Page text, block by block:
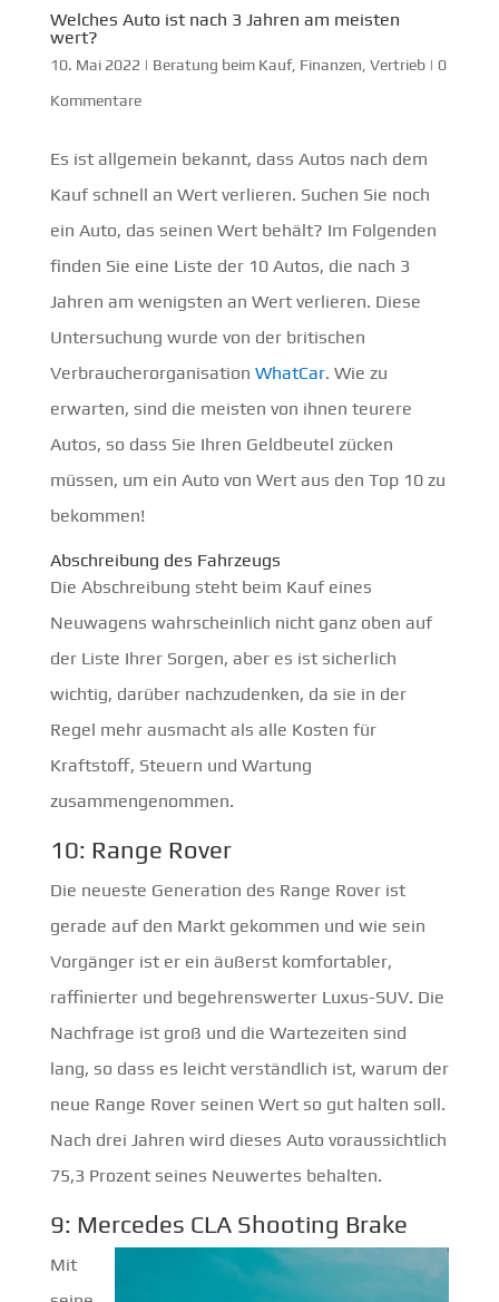
Welches Auto ist nach 3 Jahren am meisten
wert?
10. Mai 2022 | Beratung beim Kauf, Finanzen Vertrieb| 0
Kommentare
Es ist allgemein bekannt, dass Autos nach dem
Kauf schnell an Wert verlieren. Suchen Sie noch
ein Auto, das seinen Wert behält? Im Folgenden
finden Sie eine Liste der 10 Autos, die nach 3
Jahren am wenigsten an Wert verlieren. Diese
Untersuchung wurde von der britischen
Verbraucherorganisation WhatCar. Wie zu
erwarten, sind die meisten von ihnen teurere
Autos, so dass Sie Ihren Geldbeutel zücken
müssen, um ein Auto von Wert aus den Top 10 zu
bekommen!
Abschreibung des Fahrzeugs
Die Abschreibung steht beim Kauf eines
Neuwagens wahrscheinlich nicht ganz oben auf
der Liste Ihrer Sorgen, aber es ist sicherlich
wichtig, darüber nachzudenken, da sie in der
Regel mehr ausmacht als alle Kosten für
Kraftstoff, Steuern und Wartung
zusammengenommen.
10: Range Rover
Die neueste Generation des Range Rover ist
gerade auf den Markt gekommen und wie sein
Vorgänger ist er ein äußerst komfortabler,
raffinierter und begehrenswerter Luxus-SUV. Die
Nachfrage ist groß und die Wartezeiten sind
lang, so dass es leicht verständlich ist, warum der
neue Range Rover seinen Wert so gut halten soll.
Nach drei Jahren wird dieses Auto voraussichtlich
75,3 Prozent seines Neuwertes behalten.
9: Mercedes CLA Shooting Brake
Mit